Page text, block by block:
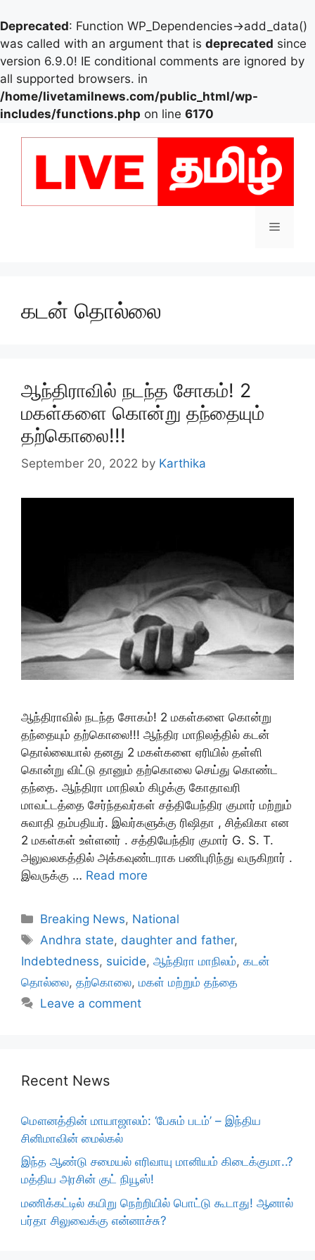
Deprecated: Function WP_Dependencies->add_data()
was called with an argument that is deprecated since
version 6.9.0! IE conditional comments are ignored by
all supported browsers. in
/home/livetamilnews.com/public_html/wp-
includes/functions.php on line 6170
Menu
கடன் தொல்லை
ஆந்திராவில் நடந்த சோகம்! 2
மகள்களை கொன்று தந்தையும்
தற்கொலை!!!
September 20, 2022 by Karthika
ஆந்திராவில் நடந்த சோகம்! 2 மகள்களை கொன்று
தந்தையும் தற்கொலை!!! ஆந்திர மாநிலத்தில் கடன்
தொல்லையால் தனது 2 மகள்களை ஏரியில் தள்ளி
கொன்று விட்டு தானும் தற்கொலை செய்து கொண்ட
தந்தை. ஆந்திரா மாநிலம் கிழக்கு கோதாவரி
மாவட்டத்தை சேர்ந்தவர்கள் சத்தியேந்திர குமார் மற்றும்
சுவாதி தம்பதியர். இவர்களுக்கு ரிஷிதா , சித்விகா என
2 மகள்கள் உள்ளனர் . சத்தியேந்திர குமார் G. S. T.
அலுவலகத்தில் அக்கவுண்டராக பணிபுரிந்து வருகிறார் .
இவருக்கு … Read more
Categories
Breaking News, National
Tags
Andhra state, daughter and father,
Indebtedness, suicide, ஆந்திரா மாநிலம், கடன்
தொல்லை, தற்கொலை, மகள் மற்றும் தந்தை
Leave a comment
Recent News
மௌனத்தின் மாயாஜாலம்: ‘பேசும் படம்’ – இந்திய
சினிமாவின் மைல்கல்
இந்த ஆண்டு சமையல் எரிவாயு மானியம் கிடைக்குமா..?
மத்திய அரசின் குட் நியூஸ்!
மணிக்கட்டில் கயிறு நெற்றியில் பொட்டு கூடாது! ஆனால்
பர்தா சிலுவைக்கு என்னாச்சு?